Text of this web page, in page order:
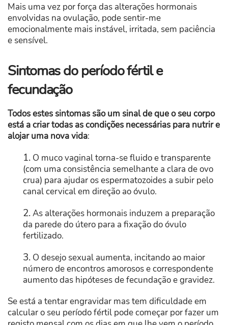
Mais uma vez por força das alterações hormonais
envolvidas na ovulação, pode sentir-me
emocionalmente mais instável, irritada, sem paciência
e sensível.
Sintomas do período fértil e
fecundação
Todos estes sintomas são um sinal de que o seu corpo
está a criar todas as condições necessárias para nutrir e
alojar uma nova vida:
1. O muco vaginal torna-se fluido e transparente
(com uma consistência semelhante a clara de ovo
crua) para ajudar os espermatozoides a subir pelo
canal cervical em direção ao óvulo.
2.As alterações hormonais induzem a preparação
da parede do útero para a fixação do óvulo
fertilizado.
3. O desejo sexual aumenta, incitando ao maior
número de encontros amorosos e correspondente
aumento das hipóteses de fecundação e gravidez.
Se está a tentar engravidar mas tem dificuldade em
calcular o seu período fértil pode começar por fazer um